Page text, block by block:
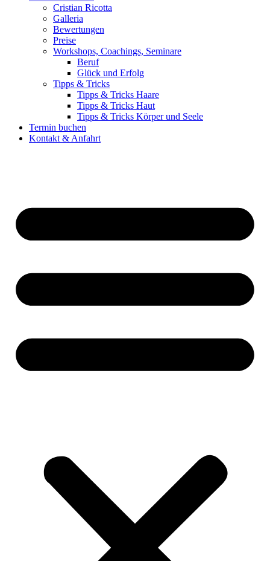
Cristian Ricotta
Galleria
Bewertungen
Preise
Workshops, Coachings, Seminare
Beruf
Glück und Erfolg
Tipps & Tricks
Tipps & Tricks Haare
Tipps & Tricks Haut
Tipps & Tricks Körper und Seele
Termin buchen
Kontakt & Anfahrt